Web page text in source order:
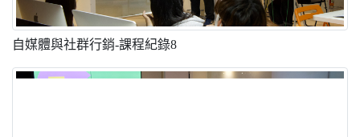
自媒體與社群行銷-課程紀錄8